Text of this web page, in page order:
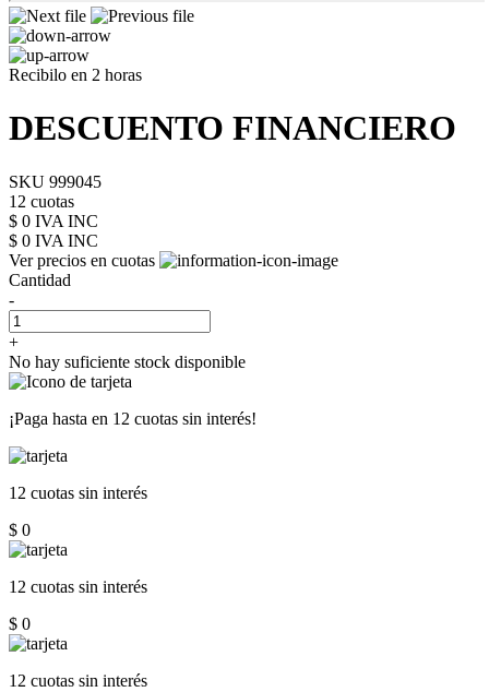
Recibilo en 2 horas
DESCUENTO FINANCIERO
SKU 999045
12 cuotas
$ 0 IVA INC
$ 0 IVA INC
Ver precios en cuotas
Cantidad
-
+
No hay suficiente stock disponible
¡Paga hasta en 12 cuotas sin interés!
12 cuotas sin interés
$ 0
12 cuotas sin interés
$ 0
12 cuotas sin interés